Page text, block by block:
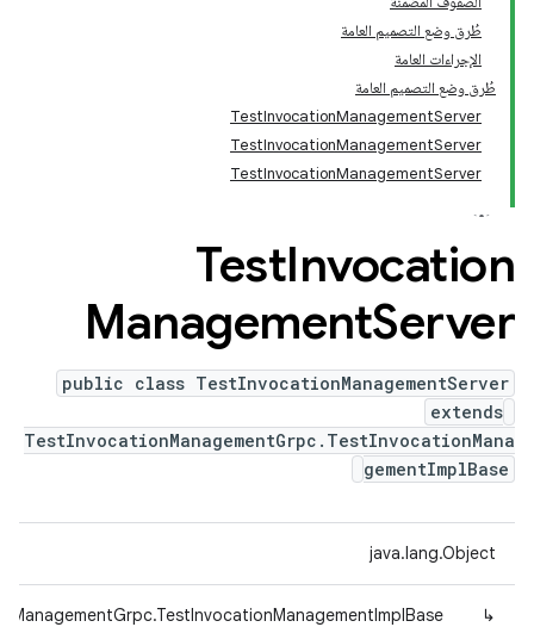
طُرق وضع التصميم العامة
الإجراءات العامة
طُرق وضع التصميم العامة
TestInvocationManagementServer
TestInvocationManagementServer
TestInvocationManagementServer
TestInvocation
ManagementServer
public class TestInvocationManagementServer
extends
TestInvocationManagementGrpc.TestInvocationMana
gementImplBase
java.lang.Object
↳